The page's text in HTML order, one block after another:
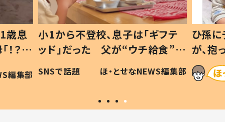
歳息
？」
編集部
小1から不登校、息子は「ギフテ
ッド」だった 父が“ウチ給食”を
作り続ける理由とは #令和の親
#令和の子
SNSで話題 ほ・とせなNEWS編集部
ひ孫
が、
「涙が
い」